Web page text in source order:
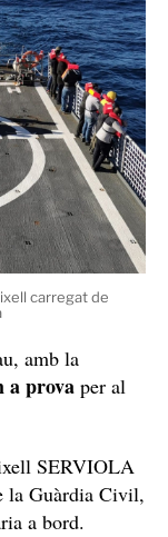
carregat de
amb la
a prova per al
SERVIOLA
la Guàrdia Civil,
a bord.